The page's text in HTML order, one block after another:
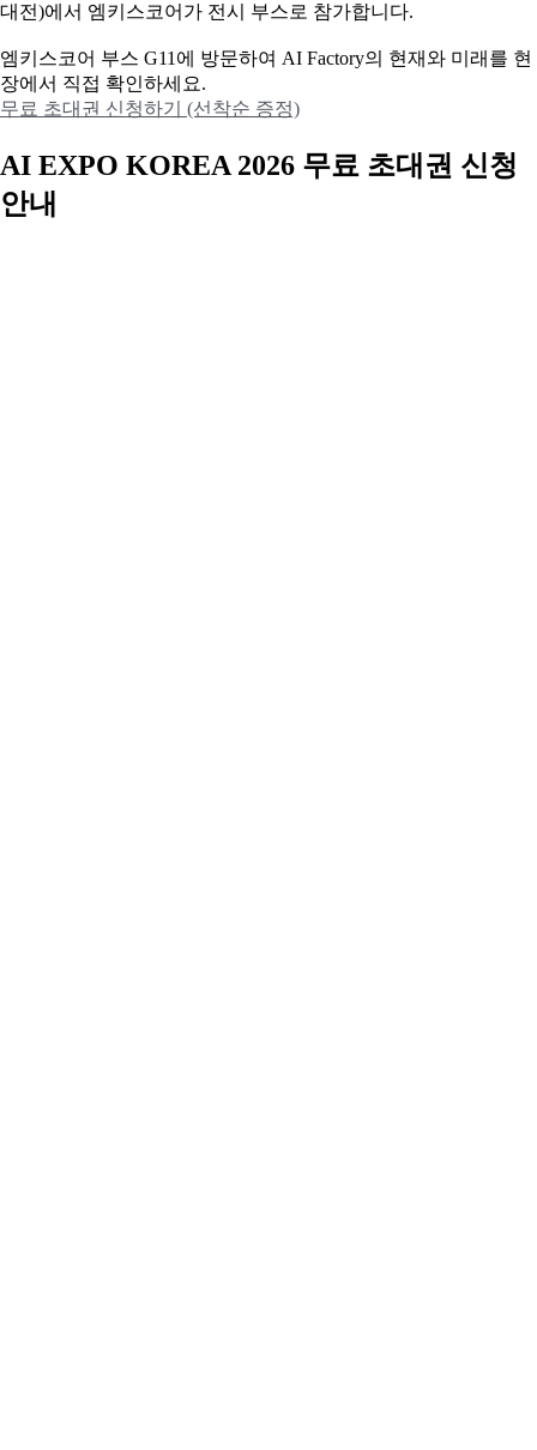
대전)에서 엠키스코어가 전시 부스로 참가합니다.
엠키스코어 부스 G11에 방문하여 AI Factory의 현재와 미래를 현
장에서 직접 확인하세요.
무료 초대권 신청하기 (선착순 증정)
AI EXPO KOREA 2026 무료 초대권 신청
안내